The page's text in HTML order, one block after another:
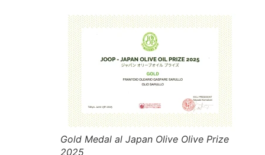
Gold Medal al Japan Olive Olive Prize
2025